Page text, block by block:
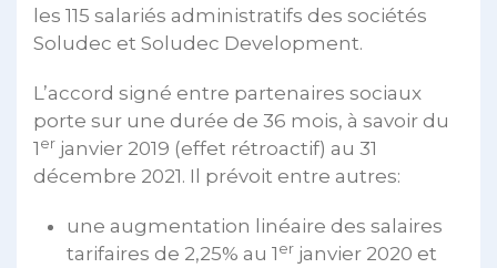
les 115 salariés administratifs des sociétés
Soludec et Soludec Development.
L’accord signé entre partenaires sociaux
porte sur une durée de 36 mois, à savoir du
1 er janvier 2019 (effet rétroactif) au 31
décembre 2021. Il prévoit entre autres:
une augmentation linéaire des salaires
tarifaires de 2,25% au 1 er janvier 2020 et